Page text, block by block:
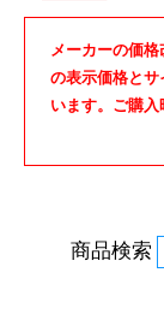
メーカーの価
の表示価格と
います。ご購
商品検索